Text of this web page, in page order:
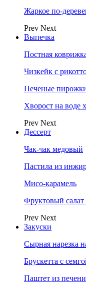
Жаркое по-
Prev Next
Выпечка
Постная
Чизкейк с
Печеные
Хворост на воде
Prev Next
Дессерт
Чак-чак медовый
Пастила из
Мисо-карамель
Фруктовый
Prev Next
Закуски
Сырная нарезка
Брускетта с
Паштет из печени